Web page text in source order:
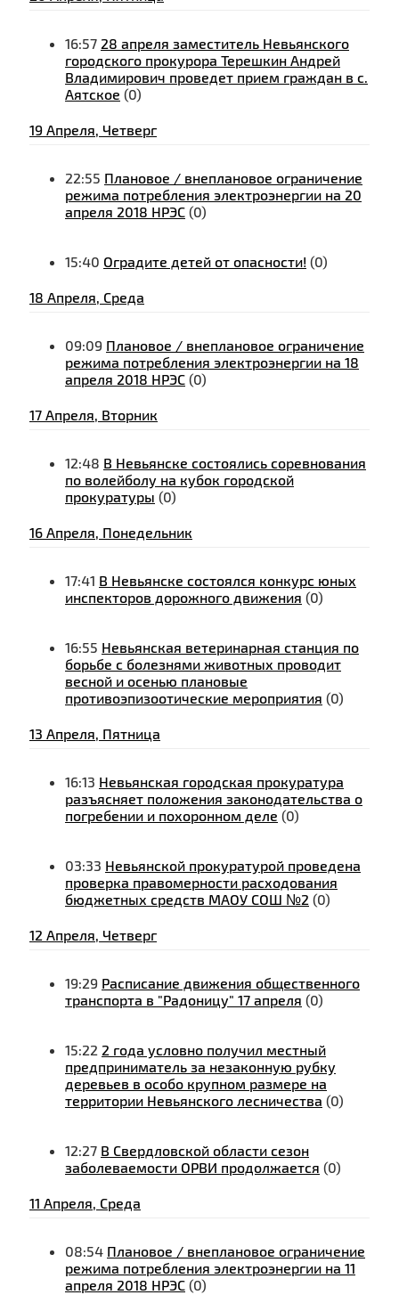
16:57 28 апреля заместитель Невьянского
городского прокурора Терешкин Андрей
Владимирович проведет прием граждан в с.
Аятское (0)
19 Апреля, Четверг
22:55 Плановое / внеплановое ограничение
режима потребления электроэнергии на 20
апреля 2018 НРЭС (0)
15:40 Оградите детей от опасности! (0)
18 Апреля, Среда
09:09 Плановое / внеплановое ограничение
режима потребления электроэнергии на 18
апреля 2018 НРЭС (0)
17 Апреля, Вторник
12:48 В Невьянске состоялись соревнования
по волейболу на кубок городской
прокуратуры (0)
16 Апреля, Понедельник
17:41 В Невьянске состоялся конкурс юных
инспекторов дорожного движения (0)
16:55 Невьянская ветеринарная станция по
борьбе с болезнями животных проводит
весной и осенью плановые
противоэпизоотические мероприятия (0)
13 Апреля, Пятница
16:13 Невьянская городская прокуратура
разъясняет положения законодательства о
погребении и похоронном деле (0)
03:33 Невьянской прокуратурой проведена
проверка правомерности расходования
бюджетных средств МАОУ СОШ №2 (0)
12 Апреля, Четверг
19:29 Расписание движения общественного
транспорта в "Радоницу" 17 апреля (0)
15:22 2 года условно получил местный
предприниматель за незаконную рубку
деревьев в особо крупном размере на
территории Невьянского лесничества (0)
12:27 В Свердловской области сезон
заболеваемости ОРВИ продолжается (0)
11 Апреля, Среда
08:54 Плановое / внеплановое ограничение
режима потребления электроэнергии на 11
апреля 2018 НРЭС (0)